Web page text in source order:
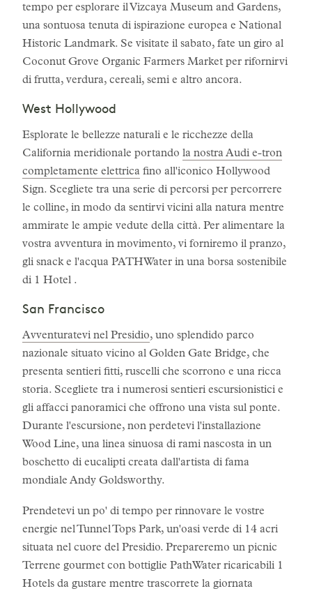
tempo per esplorare il Vizcaya Museum and Gardens,
una sontuosa tenuta di ispirazione europea e National
Historic Landmark. Se visitate il sabato, fate un giro al
Coconut Grove Organic Farmers Market per rifornirvi
di frutta, verdura, cereali, semi e altro ancora.
West Hollywood
Esplorate le bellezze naturali e le ricchezze della
California meridionale portando la nostra Audi e-tron
completamente elettrica fino all'iconico Hollywood
Sign. Scegliete tra una serie di percorsi per percorrere
le colline, in modo da sentirvi vicini alla natura mentre
ammirate le ampie vedute della città. Per alimentare la
vostra avventura in movimento, vi forniremo il pranzo,
gli snack e l'acqua PATHWater in una borsa sostenibile
di 1 Hotel .
San Francisco
Avventuratevi nel Presidio, uno splendido parco
nazionale situato vicino al Golden Gate Bridge, che
presenta sentieri fitti, ruscelli che scorrono e una ricca
storia. Scegliete tra i numerosi sentieri escursionistici e
gli affacci panoramici che offrono una vista sul ponte.
Durante l'escursione, non perdetevi l'installazione
Wood Line, una linea sinuosa di rami nascosta in un
boschetto di eucalipti creata dall'artista di fama
mondiale Andy Goldsworthy.
Prendetevi un po' di tempo per rinnovare le vostre
energie nel Tunnel Tops Park, un'oasi verde di 14 acri
situata nel cuore del Presidio. Prepareremo un picnic
Terrene gourmet con bottiglie PathWater ricaricabili 1
Hotels da gustare mentre trascorrete la giornata